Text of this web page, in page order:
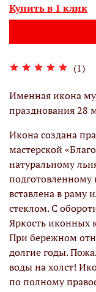
(1)
Купить в 1 клик
Именная икона
празднования 28
Икона создана
мастерской
натуральному
подготовленному
вставлена в
стеклом. С
Яркость иконных
При бережном
долгие годы.
воды на холст!
по полному